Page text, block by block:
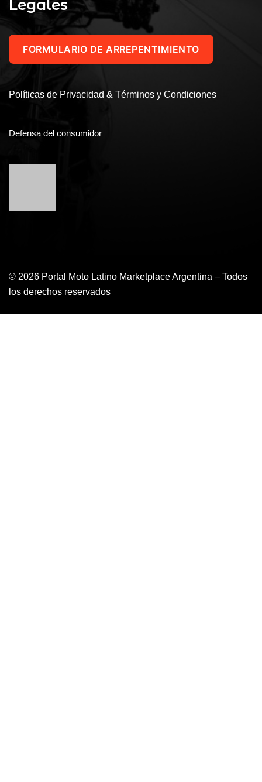
Legales
FORMULARIO DE ARREPENTIMIENTO
Políticas de Privacidad & Términos y Condiciones
Defensa del consumidor
© 2026 Portal Moto Latino Marketplace Argentina – Todos